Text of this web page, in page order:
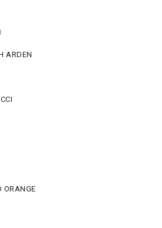
ORANGE